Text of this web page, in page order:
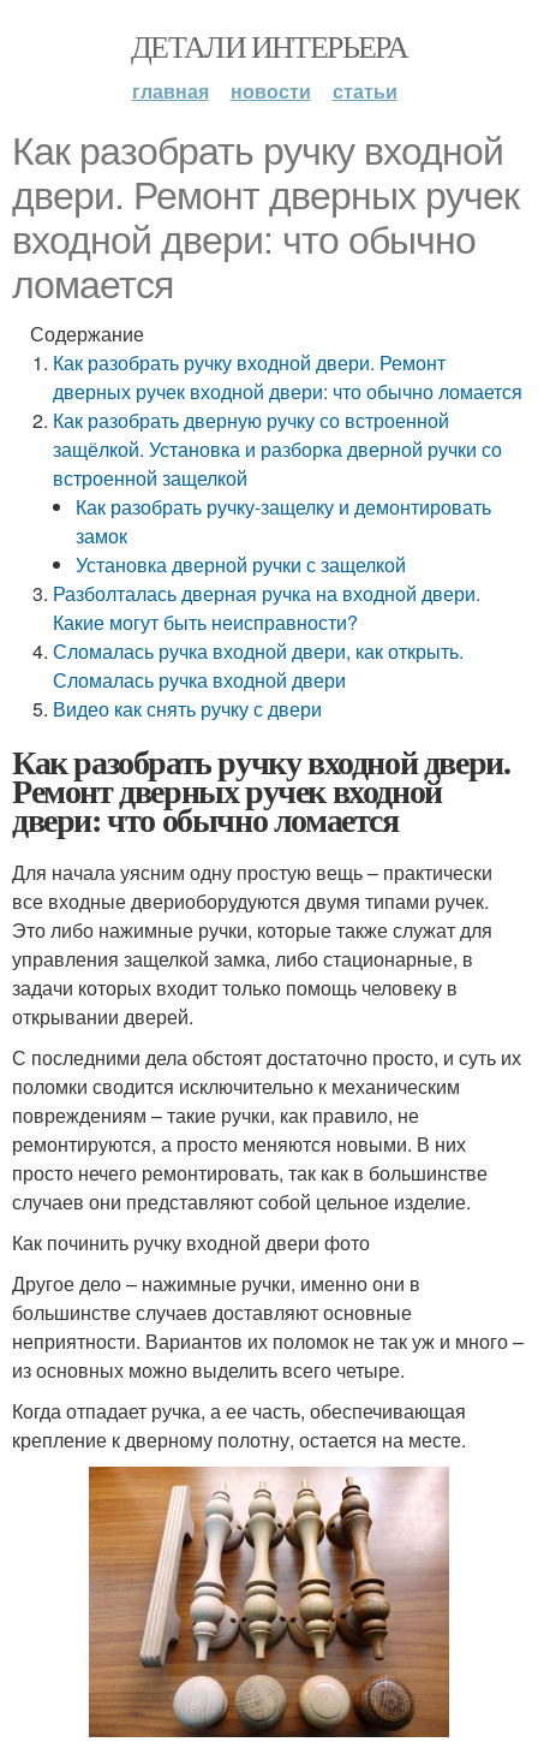
ДЕТАЛИ ИНТЕРЬЕРА
главная новости статьи
Как разобрать ручку входной
двери. Ремонт дверных ручек
входной двери: что обычно
ломается
Содержание
Как разобрать ручку входной двери. Ремонт
дверных ручек входной двери: что обычно ломается
Как разобрать дверную ручку со встроенной
защёлкой. Установка и разборка дверной ручки со
встроенной защелкой
Как разобрать ручку-защелку и демонтировать
замок
Установка дверной ручки с защелкой
Разболталась дверная ручка на входной двери.
Какие могут быть неисправности?
Сломалась ручка входной двери, как открыть.
Сломалась ручка входной двери
Видео как снять ручку с двери
Как разобрать ручку входной двери.
Ремонт дверных ручек входной
двери: что обычно ломается
Для начала уясним одну простую вещь – практически
все входные двериоборудуются двумя типами ручек.
Это либо нажимные ручки, которые также служат для
управления защелкой замка, либо стационарные, в
задачи которых входит только помощь человеку в
открывании дверей.
С последними дела обстоят достаточно просто, и суть их
поломки сводится исключительно к механическим
повреждениям – такие ручки, как правило, не
ремонтируются, а просто меняются новыми. В них
просто нечего ремонтировать, так как в большинстве
случаев они представляют собой цельное изделие.
Как починить ручку входной двери фото
Другое дело – нажимные ручки, именно они в
большинстве случаев доставляют основные
неприятности. Вариантов их поломок не так уж и много –
из основных можно выделить всего четыре.
Когда отпадает ручка, а ее часть, обеспечивающая
крепление к дверному полотну, остается на месте.